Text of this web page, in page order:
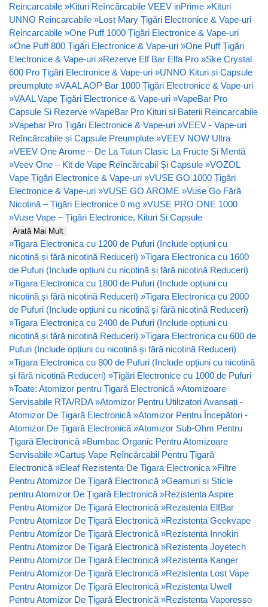
Reincarcabile »Kituri Reîncărcabile VEEV inPrime »Kituri
UNNO Reincarcabile »Lost Mary Țigări Electronice & Vape-uri
Reincarcabile »One Puff 1000 Țigări Electronice & Vape-uri
»One Puff 800 Țigări Electronice & Vape-uri »One Puff Țigări
Electronice & Vape-uri »Rezerve Elf Bar Elfa Pro »Ske Crystal
600 Pro Țigări Electronice & Vape-uri »UNNO Kituri si Capsule
preumplute »VAAL AOP Bar 1000 Țigări Electronice & Vape-uri
»VAAL Vape Țigări Electronice & Vape-uri »VapeBar Pro
Capsule Si Rezerve »VapeBar Pro Kituri si Baterii Reincarcabile
»Vapebar Pro Țigări Electronice & Vape-uri »VEEV - Vape-uri
Reîncărcabile și Capsule Preumplute »VEEV NOW Ultra
»VEEV One Arome – De La Tutun Clasic La Fructe Și Mentă
»Veev One – Kit de Vape Reîncărcabil Și Capsule »VOZOL
Vape Țigări Electronice & Vape-uri »VUSE GO 1000 Țigări
Electronice & Vape-uri »VUSE GO AROME »Vuse Go Fără
Nicotină – Țigări Electronice 0 mg »VUSE PRO ONE 1000
»Vuse Vape – Țigări Electronice, Kituri Și Capsule
Arată Mai Mult
»Tigara Electronica cu 1200 de Pufuri (Include opțiuni cu
nicotină și fără nicotină Reduceri) »Tigara Electronica cu 1600
de Pufuri (Include opțiuni cu nicotină și fără nicotină Reduceri)
»Tigara Electronica cu 1800 de Pufuri (Include opțiuni cu
nicotină și fără nicotină Reduceri) »Tigara Electronica cu 2000
de Pufuri (Include opțiuni cu nicotină și fără nicotină Reduceri)
»Tigara Electronica cu 2400 de Pufuri (Include opțiuni cu
nicotină și fără nicotină Reduceri) »Tigara Electronica cu 600 de
Pufuri (Include opțiuni cu nicotină și fără nicotină Reduceri)
»Tigara Electronica cu 800 de Pufuri (Include opțiuni cu nicotină
și fără nicotină Reduceri) »Țigări Electronice cu 1000 de Pufuri
»Toate: Atomizor pentru Țigară Electronică »Atomizoare
Servisabile RTA/RDA »Atomizor Pentru Utilizatori Avansați -
Atomizor De Țigară Electronică »Atomizor Pentru Începători -
Atomizor De Țigară Electronică »Atomizor Sub-Ohm Pentru
Țigară Electronică »Bumbac Organic Pentru Atomizoare
Servisabile »Cartuș Vape Reîncărcabil Pentru Țigară
Electronică »Eleaf Rezistenta De Tigara Electronica »Filtre
Pentru Atomizor De Țigară Electronică »Geamuri si Sticle
pentru Atomizor De Țigară Electronică »Rezistenta Aspire
Pentru Atomizor De Țigară Electronică »Rezistenta ElfBar
Pentru Atomizor De Țigară Electronică »Rezistenta Geekvape
Pentru Atomizor De Țigară Electronică »Rezistenta Innokin
Pentru Atomizor De Țigară Electronică »Rezistenta Joyetech
Pentru Atomizor De Țigară Electronică »Rezistenta Kanger
Pentru Atomizor De Țigară Electronică »Rezistenta Lost Vape
Pentru Atomizor De Țigară Electronică »Rezistenta Uwell
Pentru Atomizor De Țigară Electronică »Rezistenta Vaporesso